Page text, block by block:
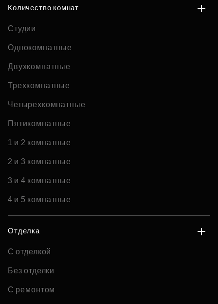
Количество комнат
Студии
Однокомнатные
Двухкомнатные
Трехкомнатные
Четырехкомнатные
Пятикомнатные
1 и 2 комнатные
2 и 3 комнатные
3 и 4 комнатные
4 и 5 комнатные
Отделка
С отделкой
Без отделки
С ремонтом